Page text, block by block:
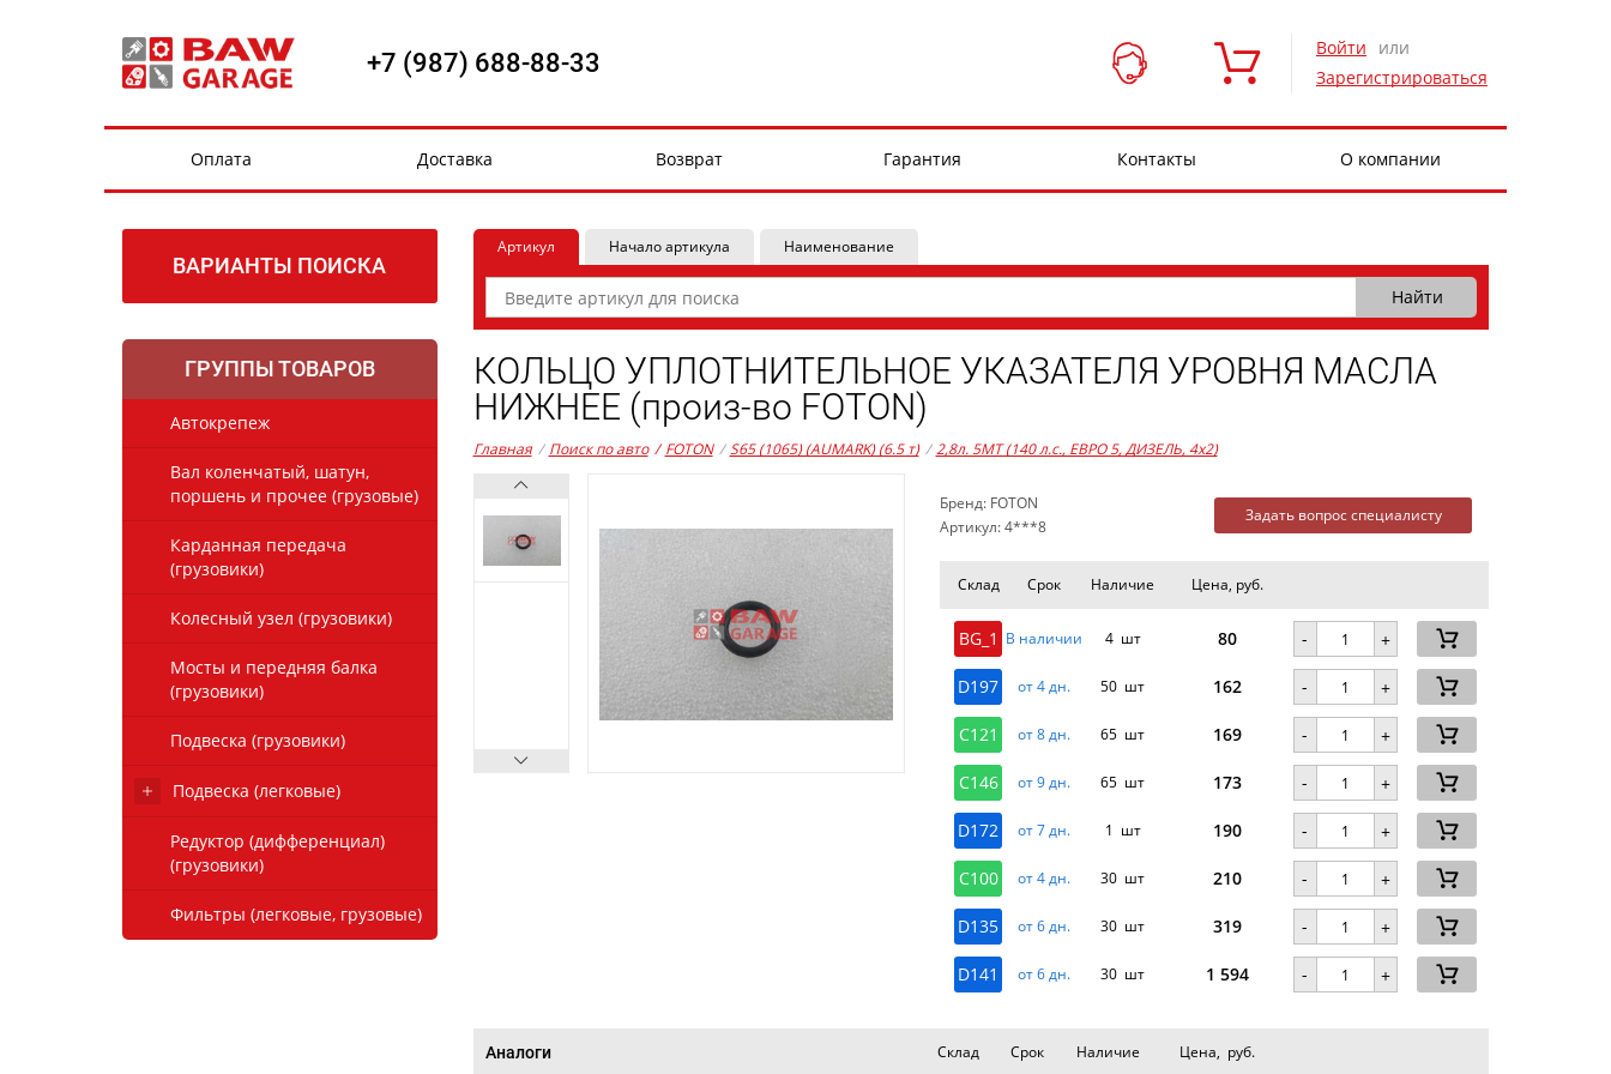
+7 (987) 688-88-33 Войти
или
Зарегистрироваться
Оплата Доставка Возврат Гарантия Контакты О компании
ВАРИАНТЫ ПОИСКА
ГРУППЫ ТОВАРОВ
Автокрепеж
Вал коленчатый, шатун,
поршень и прочее (грузовые)
Карданная передача
(грузовики)
Колесный узел (грузовики)
Мосты и передняя балка
(грузовики)
Подвеска (грузовики)
Подвеска (легковые)
Редуктор (дифференциал)
(грузовики)
Фильтры (легковые, грузовые)
Артикул Начало артикула Наименование
КОЛЬЦО УПЛОТНИТЕЛЬНОЕ УКАЗАТЕЛЯ УРОВНЯ МАСЛА
НИЖНЕЕ (произ-во FOTON)
Главная / Поиск по авто / FOTON / S65 (1065) (AUMARK) (6.5 т) / 2,8л. 5MT (140 л.с., ЕВРО 5, ДИЗЕЛЬ, 4x2)
Бренд: FOTON
Артикул: 4***8
Задать вопрос специалисту
Склад Срок Наличие Цена, руб.
BG_1 В наличии 4 шт 80 - +
D197 от 4 дн. 50 шт 162 - +
C121 от 8 дн. 65 шт 169 - +
C146 от 9 дн. 65 шт 173 - +
D172 от 7 дн. 1 шт 190 - +
C100 от 4 дн. 30 шт 210 - +
D135 от 6 дн. 30 шт 319 - +
D141 от 6 дн. 30 шт 1 594 - +
Аналоги Склад Срок Наличие Цена, руб.